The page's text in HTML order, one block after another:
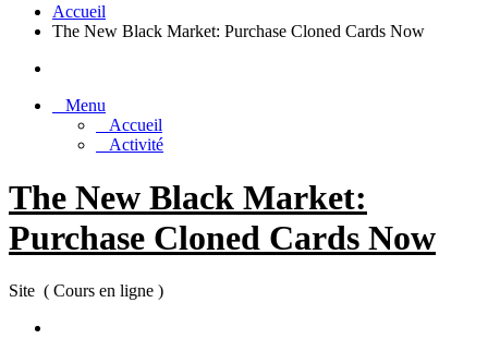
Accueil
The New Black Market: Purchase Cloned Cards Now
Menu
Accueil
Activité
The New Black Market:
Purchase Cloned Cards Now
Site ( Cours en ligne )